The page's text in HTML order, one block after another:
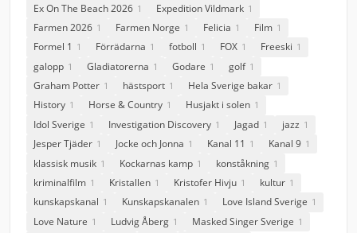
Ex On The Beach 2026 1 Expedition Vildmark 1
Farmen 2026 1 Farmen Norge 1 Felicia 1 Film 1
Formel 1 1 Förrädarna 1 fotboll 1 FOX 1 Freeski 1
galopp 1 Gladiatorerna 1 Godare 1 golf 1
Graham Potter 1 hästsport 1 Hela Sverige bakar 1
History 1 Horse & Country 1 Husjakt i solen 1
Idol Sverige 1 Investigation Discovery 1 Jagad 1 jazz 1
Jesper Tjäder 1 Jocke och Jonna 1 Kanal 11 1 Kanal 9 1
klassisk musik 1 Kockarnas kamp 1 konståkning 1
kriminalfilm 1 Kristallen 1 Kristofer Hivju 1 kultur 1
kunskapskanal 1 Kunskapskanalen 1 Love Island Sverige 1
Love Nature 1 Ludvig Åberg 1 Masked Singer Sverige 1